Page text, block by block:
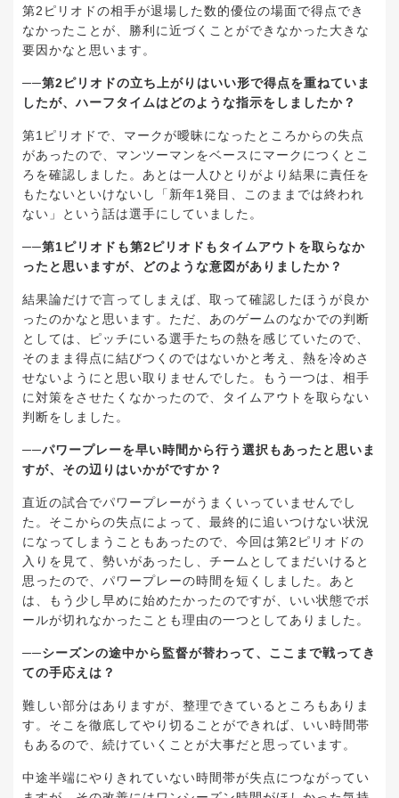
第2ピリオドの相手が退場した数的優位の場面で得点でき
なかったことが、勝利に近づくことができなかった大きな
要因かなと思います。
──第2ピリオドの立ち上がりはいい形で得点を重ねていま
したが、ハーフタイムはどのような指示をしましたか？
第1ピリオドで、マークが曖昧になったところからの失点
があったので、マンツーマンをベースにマークにつくとこ
ろを確認しました。あとは一人ひとりがより結果に責任を
もたないといけないし「新年1 発目、このままでは終われ
ない」という話は選手にしていました。
──第1ピリオドも第2ピリオドもタイムアウトを取らなか
ったと思いますが、どのような意図がありましたか？
結果論だけで言ってしまえば、取って確認したほうが良か
ったのかなと思います。ただ、あのゲームのなかでの判断
としては、ピッチにいる選手たちの熱を感じていたので、
そのまま得点に結びつくのではないかと考え、熱を冷めさ
せないようにと思い取りませんでした。もう 一つは、相手
に対策をさせたくなかったので、タイムアウトを取らない
判断をしました。
──パワープレーを早い時間から行う選択もあったと思いま
すが、その辺りはいかがですか？
直近の試合でパワープレーがうまくいっていませんでし
た。そこからの失点によって、最終的に追いつけない状況
になってしまうこともあったので、今回は第2ピリオドの
入りを見て、勢いがあったし、チームとしてまだいけると
思ったので、パワープレーの時間を短くしました。あと
は、もう少し早めに始めたかったのですが、いい状態でボ
ールが切れなかったことも理由の一つとしてありました。
──シーズンの途中から監督が替わって、ここまで戦ってき
ての手応えは？
難しい部分はありますが、整理できているところもありま
す。そこを徹底してやり切ることができれば、いい時間帯
もあるので、続けていくことが大事だと思っています。
中途半端にやりきれていない時間帯が失点につながってい